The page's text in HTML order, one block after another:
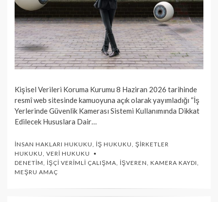
Kişisel Verileri Koruma Kurumu 8 Haziran 2026 tarihinde
resmî web sitesinde kamuoyuna açık olarak yayımladığı “İş
Yerlerinde Güvenlik Kamerası Sistemi Kullanımında Dikkat
Edilecek Hususlara Dair…
İNSAN HAKLARI HUKUKU İŞ HUKUKU ŞIRKETLER
HUKUKU VERI HUKUKU
DENETIM
İŞÇI VERIMLI ÇALIŞMA İŞVEREN KAMERA KAYDI
MEŞRU AMAÇ